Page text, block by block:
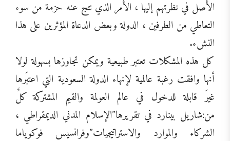
الأصل في نظرتهم إليها ، الأمر الذي نتج عنه حزمة من سوء
التعاطي من الطرفين ، الدولة وبعض الدعاة المؤثرين على هذا
النشء.
كل هذه المشكلات تعتبر طبيعية ويمكن تجاوزها بسهولة لولا
أنها وافقت رغبة عالمية لإنهاء الدولة السعودية التي اعتبَرها
غيرَ قابلة للدخول في عالم العولمة والقيم المشتركة كلٌ
من:شاريل بينارد في تقريرها”الإسلام المدني الديمقراطي ،
الشركاء والموارد والاستراتيجيات”وفرانسيس فوكوياما